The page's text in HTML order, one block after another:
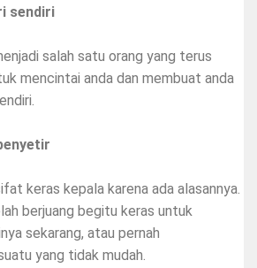
sendiri
salah satu orang yang terus
mencintai anda dan membuat anda
keras kepala karena ada alasannya.
berjuang begitu keras untuk
sekarang, atau pernah
yang tidak mudah.